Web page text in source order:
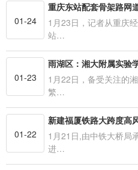
01-24
重庆东站配套骨架路网
1月23日，记者从重庆
站…
01-23
雨湖区：湘大附属实验
1月22日，备受关注的
繁…
01-22
新建福厦铁路大跨度高
1月21日,由中铁大桥局
进…